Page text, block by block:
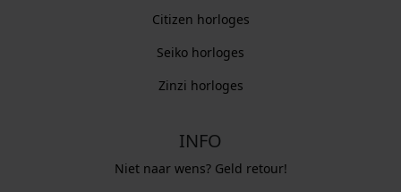
Citizen horloges
Seiko horloges
Zinzi horloges
INFO
Niet naar wens? Geld retour!